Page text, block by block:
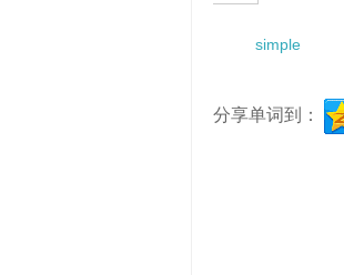
simple
分享单词到：